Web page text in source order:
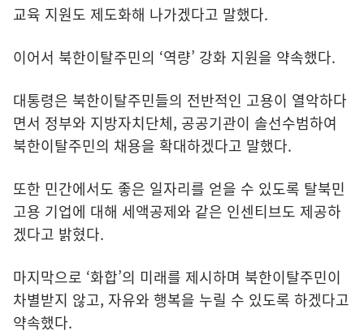
교육 지원도 제도화해 나가겠다고 말했다.
이어서 북한이탈주민의 ‘역량’ 강화 지원을 약속했다.
대통령은 북한이탈주민들의 전반적인 고용이 열악하다
면서 정부와 지방자치단체, 공공기관이 솔선수범하여
북한이탈주민의 채용을 확대하겠다고 말했다.
또한 민간에서도 좋은 일자리를 얻을 수 있도록 탈북민
고용 기업에 대해 세액공제와 같은 인센티브도 제공하
겠다고 밝혔다.
마지막으로 ‘화합’의 미래를 제시하며 북한이탈주민이
차별받지 않고, 자유와 행복을 누릴 수 있도록 하겠다고
약속했다.